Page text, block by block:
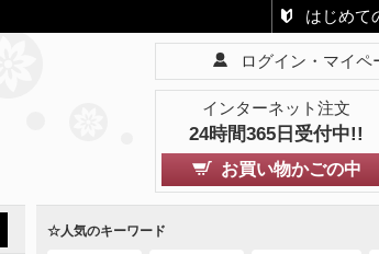
はじめて
ログイン・マイペ
インターネット注文
24時間365日受付中!!
お買い物かごの中
☆人気のキーワード